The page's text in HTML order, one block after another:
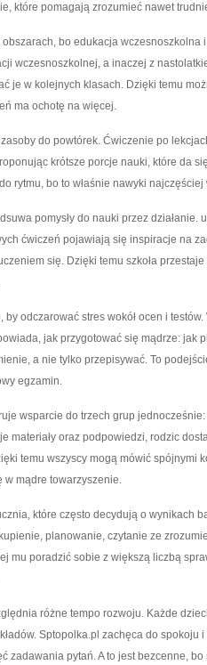
które pomagają zrozumieć nawet
bo edukacja wczesnoszkolna
wczesnoszkolnej, a inaczej z
je w kolejnych klasach. Dzięki temu
ma ochotę na więcej.
do powtórek. Ćwiczenie po
krótsze porcje nauki, które da
rytmu, bo to właśnie nawyki
pomysły do nauki przez
ćwiczeń pojawiają się inspiracje na
się. Dzięki temu szkoła
odczarować stres wokół ocen i testów.
jak przygotować się mądrze: jak
a nie tylko przepisywać. To
egzamin.
wsparcie do trzech grup
materiały oraz podpowiedzi, rodzic
temu wszyscy mogą mówić spójnymi
w mądre towarzyszenie.
które często decydują o wynikach
planowanie, czytanie ze
mu poradzić sobie z większą liczbą
różne tempo rozwoju. Każde
Sptopolka.pl zachęca do spokoju
zadawania pytań. A to jest bezcenne,